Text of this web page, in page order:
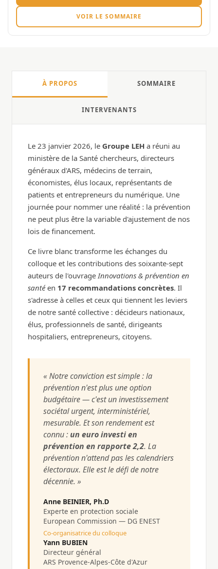
VOIR LE SOMMAIRE
À PROPOS SOMMAIRE
INTERVENANTS
Le 23 janvier 2026, le Groupe LEH a réuni au
ministère de la Santé chercheurs, directeurs
généraux d'ARS, médecins de terrain,
économistes, élus locaux, représentants de
patients et entrepreneurs du numérique. Une
journée pour nommer une réalité : la prévention
ne peut plus être la variable d'ajustement de nos
lois de financement.
Ce livre blanc transforme les échanges du
colloque et les contributions des soixante-sept
auteurs de l'ouvrageInnovations & prévention en
santé en 17 recommandations concrètes. Il
s'adresse à celles et ceux qui tiennent les leviers
de notre santé collective : décideurs nationaux,
élus, professionnels de santé, dirigeants
hospitaliers, entrepreneurs, citoyens.
« Notre conviction est simple : la
prévention n'est plus une option
budgétaire — c'est un investissement
sociétal urgent, interministériel,
mesurable. Et son rendement est
connu : un euro investi en
prévention en rapporte 2,2. La
prévention n'attend pas les calendriers
électoraux. Elle est le défi de notre
décennie. »
Anne BEINIER, Ph.D
Experte en protection sociale
European Commission — DG ENEST
Co-organisatrice du colloque
Yann BUBIEN
Directeur général
ARS Provence-Alpes-Côte d'Azur